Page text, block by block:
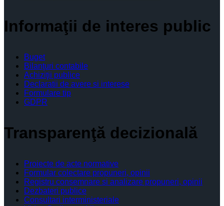
Informaţii de interes public
Buget
Bilanţuri contabile
Achiziţii publice
Declaratii de avere si interese
Formulare tip
GDPR
Transparenţă decizională
Proiecte de acte normative
Formular colectare propuneri, opinii
Registru consemnare si analizare propuneri, opinii
Dezbateri publice
Consultari interministeriale